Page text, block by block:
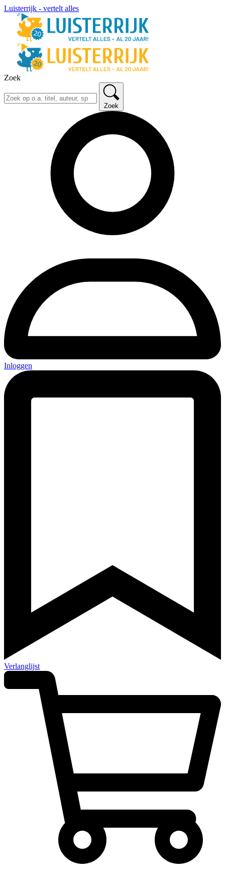
Luisterrijk - vertelt alles
Zoek
Zoek
Inloggen
Verlanglijst